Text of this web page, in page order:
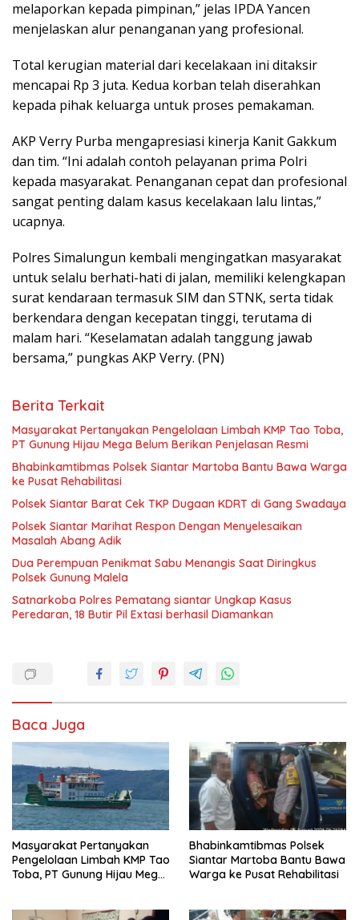
melaporkan kepada pimpinan,” jelas IPDA Yancen
menjelaskan alur penanganan yang profesional.
Total kerugian material dari kecelakaan ini ditaksir
mencapai Rp 3 juta. Kedua korban telah diserahkan
kepada pihak keluarga untuk proses pemakaman.
AKP Verry Purba mengapresiasi kinerja Kanit Gakkum
dan tim. “Ini adalah contoh pelayanan prima Polri
kepada masyarakat. Penanganan cepat dan profesional
sangat penting dalam kasus kecelakaan lalu lintas,”
ucapnya.
Polres Simalungun kembali mengingatkan masyarakat
untuk selalu berhati-hati di jalan, memiliki kelengkapan
surat kendaraan termasuk SIM dan STNK, serta tidak
berkendara dengan kecepatan tinggi, terutama di
malam hari. “Keselamatan adalah tanggung jawab
bersama,” pungkas AKP Verry. (PN)
Berita Terkait
Masyarakat Pertanyakan Pengelolaan Limbah KMP Tao Toba,
PT Gunung Hijau Mega Belum Berikan Penjelasan Resmi
Bhabinkamtibmas Polsek Siantar Martoba Bantu Bawa Warga
ke Pusat Rehabilitasi
Polsek Siantar Barat Cek TKP Dugaan KDRT di Gang Swadaya
Polsek Siantar Marihat Respon Dengan Menyelesaikan
Masalah Abang Adik
Dua Perempuan Penikmat Sabu Menangis Saat Diringkus
Polsek Gunung Malela
Satnarkoba Polres Pematang siantar Ungkap Kasus
Peredaran, 18 Butir Pil Extasi berhasil Diamankan
Baca Juga
Masyarakat Pertanyakan
Pengelolaan Limbah KMP Tao
Toba, PT Gunung Hijau Mega
Bhabinkamtibmas Polsek
Siantar Martoba Bantu Bawa
Warga ke Pusat Rehabilitasi